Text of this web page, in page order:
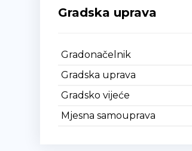
Gradska uprava
Gradonačelnik
Gradska uprava
Gradsko vijeće
Mjesna samouprava